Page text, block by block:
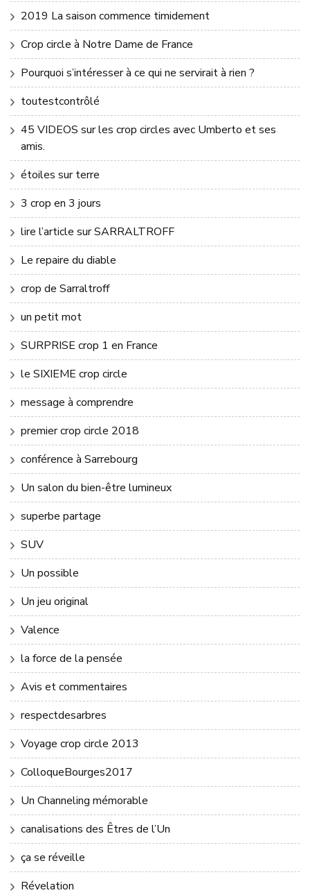
2019 La saison commence timidement
Crop circle à Notre Dame de France
Pourquoi s’intéresser à ce qui ne servirait à rien ?
toutestcontrôlé
45 VIDEOS sur les crop circles avec Umberto et ses
amis.
étoiles sur terre
3 crop en 3 jours
lire l’article sur SARRALTROFF
Le repaire du diable
crop de Sarraltroff
un petit mot
SURPRISE crop 1 en France
le SIXIEME crop circle
message à comprendre
premier crop circle 2018
conférence à Sarrebourg
Un salon du bien-être lumineux
superbe partage
SUV
Un possible
Un jeu original
Valence
la force de la pensée
Avis et commentaires
respectdesarbres
Voyage crop circle 2013
ColloqueBourges2017
Un Channeling mémorable
canalisations des Êtres de l’Un
ça se réveille
Révelation